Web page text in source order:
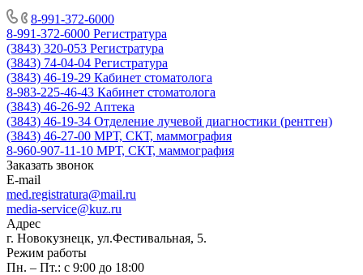
8-991-372-6000
8-991-372-6000 Регистратура
(3843) 320-053 Регистратура
(3843) 74-04-04 Регистратура
(3843) 46-19-29 Кабинет стоматолога
8-983-225-46-43 Кабинет стоматолога
(3843) 46-26-92 Аптека
(3843) 46-19-34 Отделение лучевой диагностики (рентген)
(3843) 46-27-00 МРТ, СКТ, маммография
8-960-907-11-10 МРТ, СКТ, маммография
Заказать звонок
E-mail
med.registratura@mail.ru
media-service@kuz.ru
Адрес
г. Новокузнецк, ул.Фестивальная, 5.
Режим работы
Пн. – Пт.: с 9:00 до 18:00